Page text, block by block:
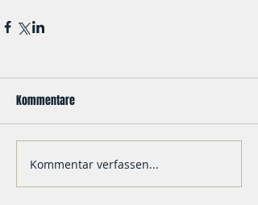
Kommentare
Kommentar verfassen...